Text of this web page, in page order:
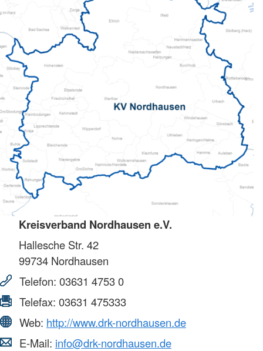
Kreisverband Nordhausen e.V.
Hallesche Str. 42
99734 Nordhausen
Telefon: 03631 4753 0
Telefax: 03631 475333
Web: http://www.drk-nordhausen.de
E-Mail: info@drk-nordhausen.de